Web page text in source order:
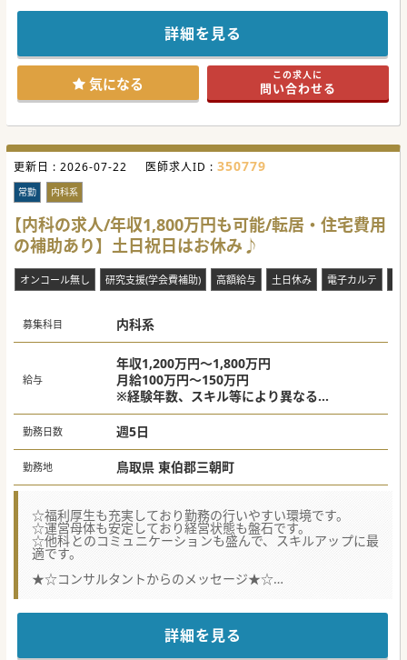
詳細を見る
気になる この求人に
問い合わせる
更新日 : 2026-07-22 医師求人ID : 350779
常勤 内科系
【内科の求人/年収1,800万円も可能/転居・住宅費用
の補助あり】土日祝日はお休み♪
オンコール無し 研究支援(学会費補助) 高額給与 土日休み 電子カルテ
募集科目 内科系
給与
年収1,200万円～1,800万円
月給100万円～150万円
※経験年数、スキル等により異なる
10年目で1,200万円程度
勤務日数 週5日
勤務地 鳥取県 東伯郡三朝町
☆福利厚生も充実しており勤務の行いやすい環境です。
☆運営母体も安定しており経営状態も盤石です。
☆他科とのコミュニケーションも盛んで、スキルアップに最
適です。
★☆コンサルタントからのメッセージ★☆
内科の体制強化のため募集されています。
れ環境が整っております。
お気軽にお問い合わせください♪
#秋入職可
詳細を見る